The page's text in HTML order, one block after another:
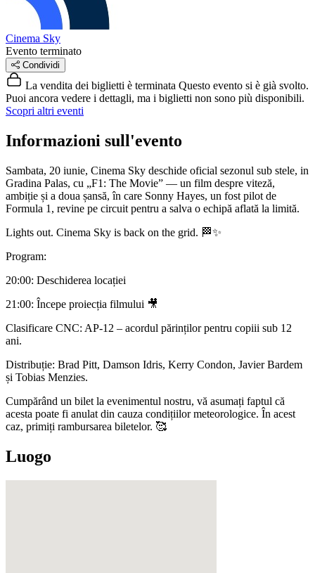
Cinema Sky
Evento terminato
Condividi
La vendita dei biglietti è terminata Questo evento si è già svolto.
Puoi ancora vedere i dettagli, ma i biglietti non sono più disponibili.
Scopri altri eventi
Informazioni sull'evento
Sambata, 20 iunie, Cinema Sky deschide oficial sezonul sub stele, in
Gradina Palas, cu „F1: The Movie” — un film despre viteză,
ambiție și a doua șansă, în care Sonny Hayes, un fost pilot de
Formula 1, revine pe circuit pentru a salva o echipă aflată la limită.
Lights out. Cinema Sky is back on the grid. 🏁✨
Program:
20:00: Deschiderea locației
21:00: Începe proiecția filmului 🎥
Clasificare CNC: AP-12 – acordul părinților pentru copiii sub 12
ani.
Distribuție: Brad Pitt, Damson Idris, Kerry Condon, Javier Bardem
și Tobias Menzies.
Cumpărând un bilet la evenimentul nostru, vă asumați faptul că
acesta poate fi anulat din cauza condițiilor meteorologice. În acest
caz, primiți rambursarea biletelor. 🥰
Luogo